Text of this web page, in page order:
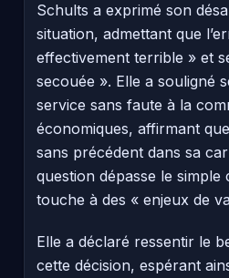
Schults a exprimé son
situation, admettant que
effectivement terrible » et
secouée ». Elle a souligné
service sans faute à la
économiques, affirmant
sans précédent dans sa
question dépasse le simple
touche à des « enjeux de
Elle a déclaré ressentir le
cette décision, espérant